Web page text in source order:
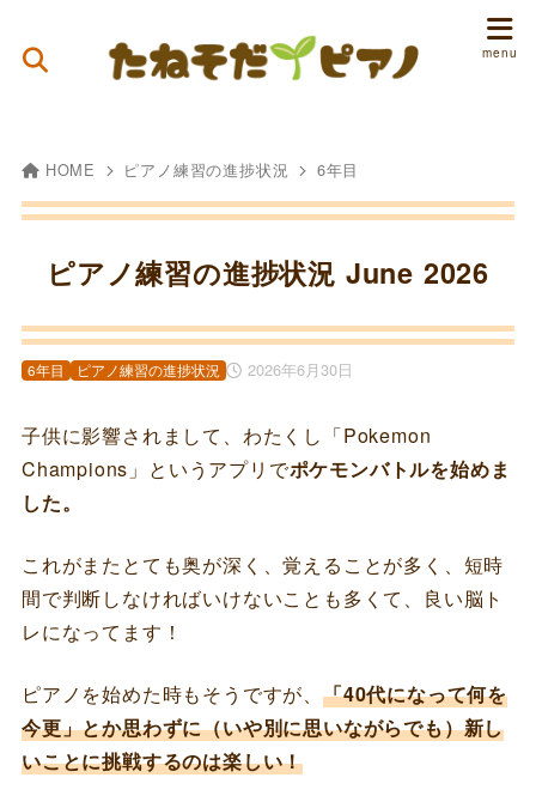
HOME ピアノ練習の進捗状況 6年目
ピアノ練習の進捗状況 June 2026
2026年6月30日
6年目 ピアノ練習の進捗状況
子供に影響されまして、わたくし「Pokemon
Champions」というアプリでポケモンバトルを始めま
した。
これがまたとても奥が深く、覚えることが多く、短時
間で判断しなければいけないことも多くて、良い脳ト
レになってます！
ピアノを始めた時もそうですが、 「40代になって何を
今更」とか思わずに（いや別に思いながらでも）新し
いことに挑戦するのは楽しい！